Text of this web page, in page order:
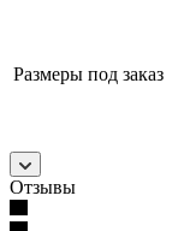
Размеры под заказ
Отзывы